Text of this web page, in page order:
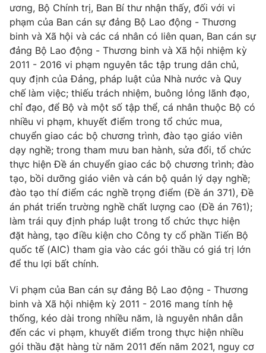
Thị trường
Góc doanh nghiệp
Truyền hình
Phim VTV
Hậu trường
Nhân vật
Khán giả
Giải sao mai
Giải trí
Điện ảnh
Âm nhạc
Sao
Đời sống
Du lịch
Làm đẹp
Chất lượng cuộc sống
Giáo dục
Tuyển sinh
Học trực tuyến
Công nghệ
Hitech Công nghệ tương lai
Sản phẩm
Thị trường
Tư vấn
Giao lưu trực tuyến
Lịch phát sóng
Emagazine Podcast
Photo Infographic
ương, Bộ Chính trị, Ban Bí thư nhận thấy, đối với vi
phạm của Ban cán sự đảng Bộ Lao động - Thương
binh và Xã hội và các cá nhân có liên quan, Ban cán sự
đảng Bộ Lao động - Thương binh và Xã hội nhiệm kỳ
2011 - 2016 vi phạm nguyên tắc tập trung dân chủ,
quy định của Đảng, pháp luật của Nhà nước và Quy
chế làm việc; thiếu trách nhiệm, buông lỏng lãnh đạo,
chỉ đạo, để Bộ và một số tập thể, cá nhân thuộc Bộ có
nhiều vi phạm, khuyết điểm trong tổ chức mua,
chuyển giao các bộ chương trình, đào tạo giáo viên
dạy nghề; trong tham mưu ban hành, sửa đổi, tổ chức
thực hiện Đề án chuyển giao các bộ chương trình; đào
tạo, bồi dưỡng giáo viên và cán bộ quản lý dạy nghề;
đào tạo thí điểm các nghề trọng điểm (Đề án 371), Đề
án phát triển trường nghề chất lượng cao (Đề án 761);
làm trái quy định pháp luật trong tổ chức thực hiện
đặt hàng, tạo điều kiện cho Công ty cổ phần Tiến Bộ
quốc tế (AIC) tham gia vào các gói thầu có giá trị lớn
để thu lợi bất chính.
Vi phạm của Ban cán sự đảng Bộ Lao động - Thương
binh và Xã hội nhiệm kỳ 2011 - 2016 mang tính hệ
thống, kéo dài trong nhiều năm, là nguyên nhân dẫn
đến các vi phạm, khuyết điểm trong thực hiện nhiều
gói thầu đặt hàng từ năm 2011 đến năm 2021, nguy cơ